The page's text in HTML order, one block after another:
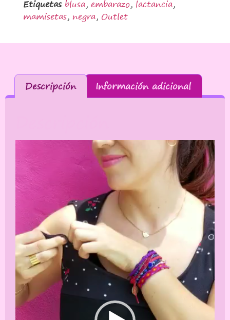
Etiquetas blusa, embarazo, lactancia,
mamisetas, negra, Outlet
Descripción Información adicional
vídeo